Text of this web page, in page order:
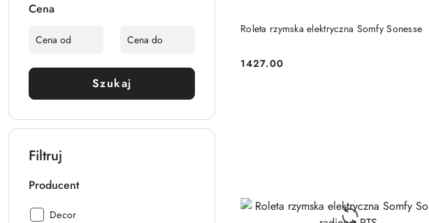
Cena
Szukaj
Filtruj
Producent
Producent:
Decor
Roleta rzymska elektryczna Somfy Sonesse
Cena:
1427.00
DODAJ DO KOSZYKA